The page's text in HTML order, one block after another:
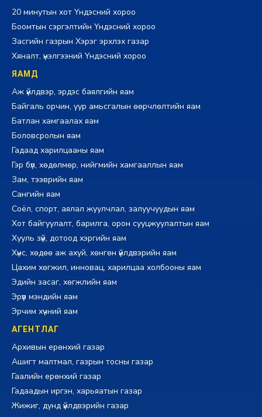
20 минутын хот Үндэсний хороо
Боомтын сэргэлтийн Үндэсний хороо
Засгийн газрын Хэрэг эрхлэх газар
Хяналт, үнэлгээний Үндэсний хороо
ЯАМД
Аж үйлдвэр, эрдэс баялгийн яам
Байгаль орчин, уур амьсгалын өөрчлөлтийн яам
Батлан хамгаалах яам
Боловсролын яам
Гадаад харилцааны яам
Гэр бүл, хөдөлмөр, нийгмийн хамгааллын яам
Зам, тээврийн яам
Сангийн яам
Соёл, спорт, аялал жуулчлал, залуучуудын яам
Хот байгуулалт, барилга, орон сууцжуулалтын яам
Хууль зүй, дотоод хэргийн яам
Хүнс, хөдөө аж ахуй, хөнгөн үйлдвэрийн яам
Цахим хөгжил, инновац, харилцаа холбооны яам
Эдийн засаг, хөгжлийн яам
Эрүүл мэндийн яам
Эрчим хүчний яам
АГЕНТЛАГ
Архивын ерөнхий газар
Ашигт малтмал, газрын тосны газар
Гаалийн ерөнхий газар
Гадаадын иргэн, харьяатын газар
Жижиг, дунд үйлдвэрийн газар